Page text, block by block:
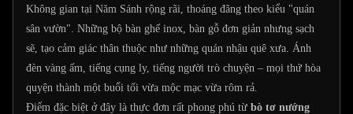
Không gian tại Năm Sánh rộng rãi, thoáng đãng theo kiểu "quán
sân vườn". Những bộ bàn ghế inox, bàn gỗ đơn giản nhưng sạch
sẽ, tạo cảm giác thân thuộc như những quán nhậu quê xưa. Ánh
đèn vàng ấm, tiếng cụng ly, tiếng người trò chuyện – mọi thứ hòa
quyện thành một buổi tối vừa mộc mạc vừa rôm rả.
Điểm đặc biệt ở đây là thực đơn rất phong phú từ bò tơ nướng